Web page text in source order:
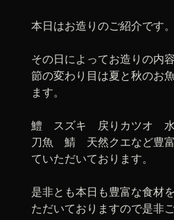
本日はお造りのご紹介です。
その日によってお造りの内
節の変わり目は夏と秋のお
ます。
鱧 スズキ 戻りカツオ
刀魚 鯖 天然クエなど豊富
ていただいております。
是非とも本日も豊富な食材
ただいておりますので是非